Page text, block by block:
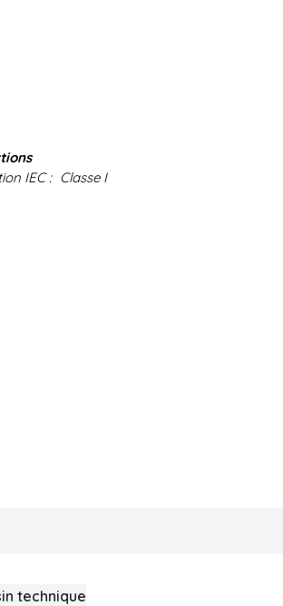
IEC : Classe I
technique